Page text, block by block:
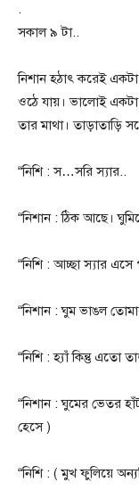
.
সকাল ৯ টা..
নিশান হঠাৎ করেই একটা
ওঠে যায়। ভালোই একটা
তার মাথা। তাড়াতাড়ি
“নিশি : স…সরি স্যার..
“নিশান : ঠিক আছে।
“নিশি : আচ্ছা স্যার
“নিশান : ঘুম ভাঙল
“নিশি : হ্যাঁ কিন্তু এতো
“নিশান : ঘুমের ভেতর
হেসে )
“নিশি : ( মুখ ফুলিয়ে